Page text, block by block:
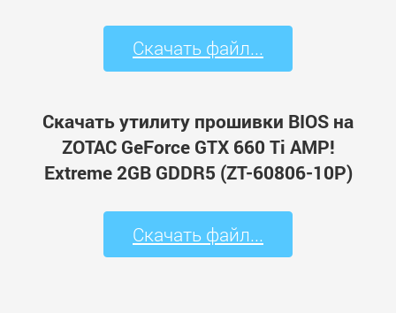
Скачать файл...
Скачать утилиту прошивки BIOS на
ZOTAC GeForce GTX 660 Ti AMP!
Extreme 2GB GDDR5 (ZT-60806-10P)
Скачать файл...